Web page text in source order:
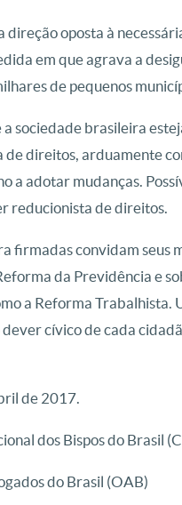
direção oposta à
em que agrava a
de pequenos
a sociedade brasileira
direitos, arduamente
a adotar mudanças.
reducionista de direitos.
firmadas convidam seus
da Previdência e
a Reforma
cívico de cada
de 2017.
dos Bispos do Brasil
do Brasil (OAB)